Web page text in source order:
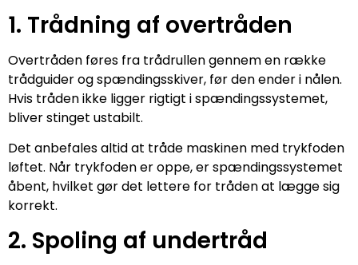
1. Trådning af overtråden
Overtråden føres fra trådrullen gennem en række
trådguider og spændingsskiver, før den ender i nålen.
Hvis tråden ikke ligger rigtigt i spændingssystemet,
bliver stinget ustabilt.
Det anbefales altid at tråde maskinen med trykfoden
løftet. Når trykfoden er oppe, er spændingssystemet
åbent, hvilket gør det lettere for tråden at lægge sig
korrekt.
2. Spoling af undertråd